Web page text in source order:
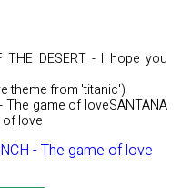
THE DESERT - I hope you
theme from 'titanic')
- The game of loveSANTANA
of love
- The game of love